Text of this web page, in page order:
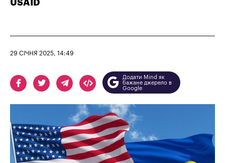
USAID
29 СІЧНЯ 2025, 14:49
Додати Mind як
бажане джерело в
Google